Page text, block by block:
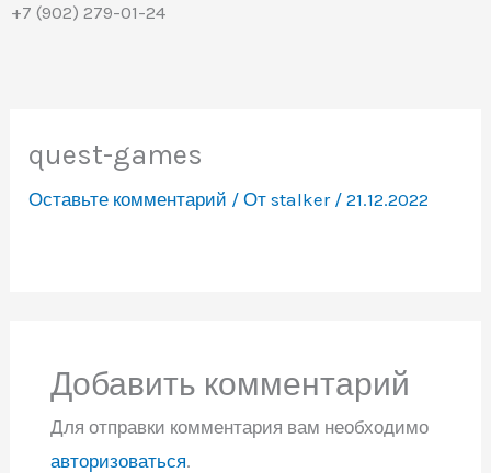
+7 (902) 279-01-24
quest-games
Оставьте комментарий / Отstalker /21.12.2022
Добавить комментарий
Для отправки комментария вам необходимо
авторизоваться.